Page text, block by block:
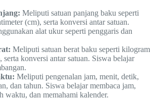
Meliputi satuan panjang baku seperti
(cm), serta konversi antar satuan.
alat ukur seperti penggaris dan
Meliputi satuan berat baku seperti kilogram
konversi antar satuan. Siswa belajar
Meliputi pengenalan jam, menit, detik,
dan tahun. Siswa belajar membaca jam,
waktu, dan memahami kalender.